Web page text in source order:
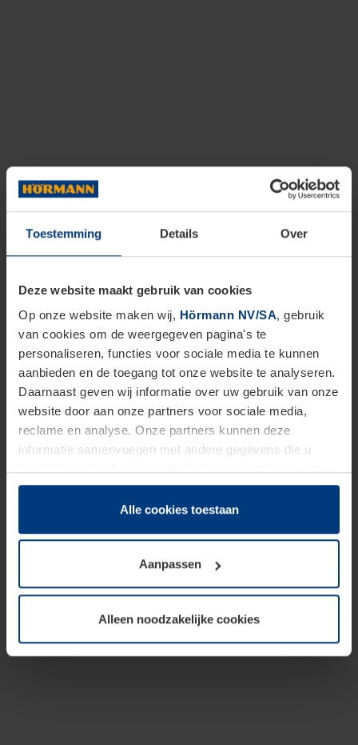
Toestemming Details Over
Deze website maakt gebruik van cookies
Op onze website maken wij, Hörmann NV/SA, gebruik
van cookies om de weergegeven pagina's te
personaliseren, functies voor sociale media te kunnen
aanbieden en de toegang tot onze website te analyseren.
Daarnaast geven wij informatie over uw gebruik van onze
website door aan onze partners voor sociale media,
reclame en analyse. Onze partners kunnen deze
informatie samenvoegen met andere gegevens die u
hun diensten hebben verzameld.
Juridisch hebben wij het recht om cookies op uw
van deze pagina's absoluut vereist is. Voor alle andere
soorten cookies is uw toestemming benodigd. Uw
toestemming kunt u op elk moment bij de uitleg van de
wijzigen of herroepen.
Alle cookies toestaan
Aanpassen
Alleen noodzakelijke cookies